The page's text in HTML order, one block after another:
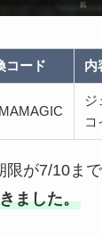
コード 内
ジ
コ
が7/10まで
ました。